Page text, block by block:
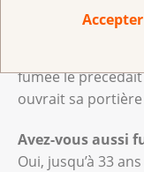
en fin de compte,
toujours qu’il ne
fumée le
ouvrait sa
Avez-vous aussi
Oui, jusqu’à 33